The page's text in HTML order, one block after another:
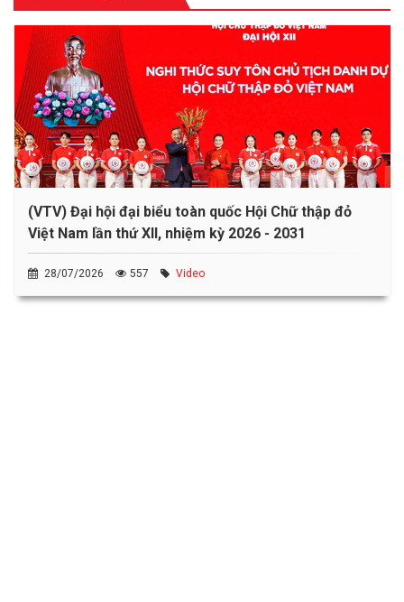
(VTV) Đại hội đại biểu toàn quốc Hội Chữ thập đỏ
Việt Nam lần thứ XII, nhiệm kỳ 2026 - 2031
28/07/2026 557 Video